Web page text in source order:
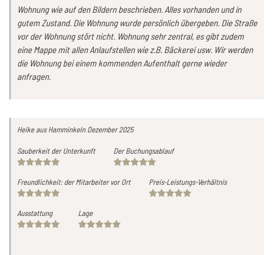
Wohnung wie auf den Bildern beschrieben. Alles vorhanden und in
gutem Zustand. Die Wohnung wurde persönlich übergeben. Die Straße
vor der Wohnung stört nicht. Wohnung sehr zentral, es gibt zudem
eine Mappe mit allen Anlaufstellen wie z.B. Bäckerei usw. Wir werden
die Wohnung bei einem kommenden Aufenthalt gerne wieder
anfragen.
Heikeaus Hamminkeln Dezember 2025
Sauberkeit der Unterkunft Der Buchungsablauf
Freundlichkeit: der Mitarbeiter vor Ort Preis-Leistungs-Verhältnis
Ausstattung Lage